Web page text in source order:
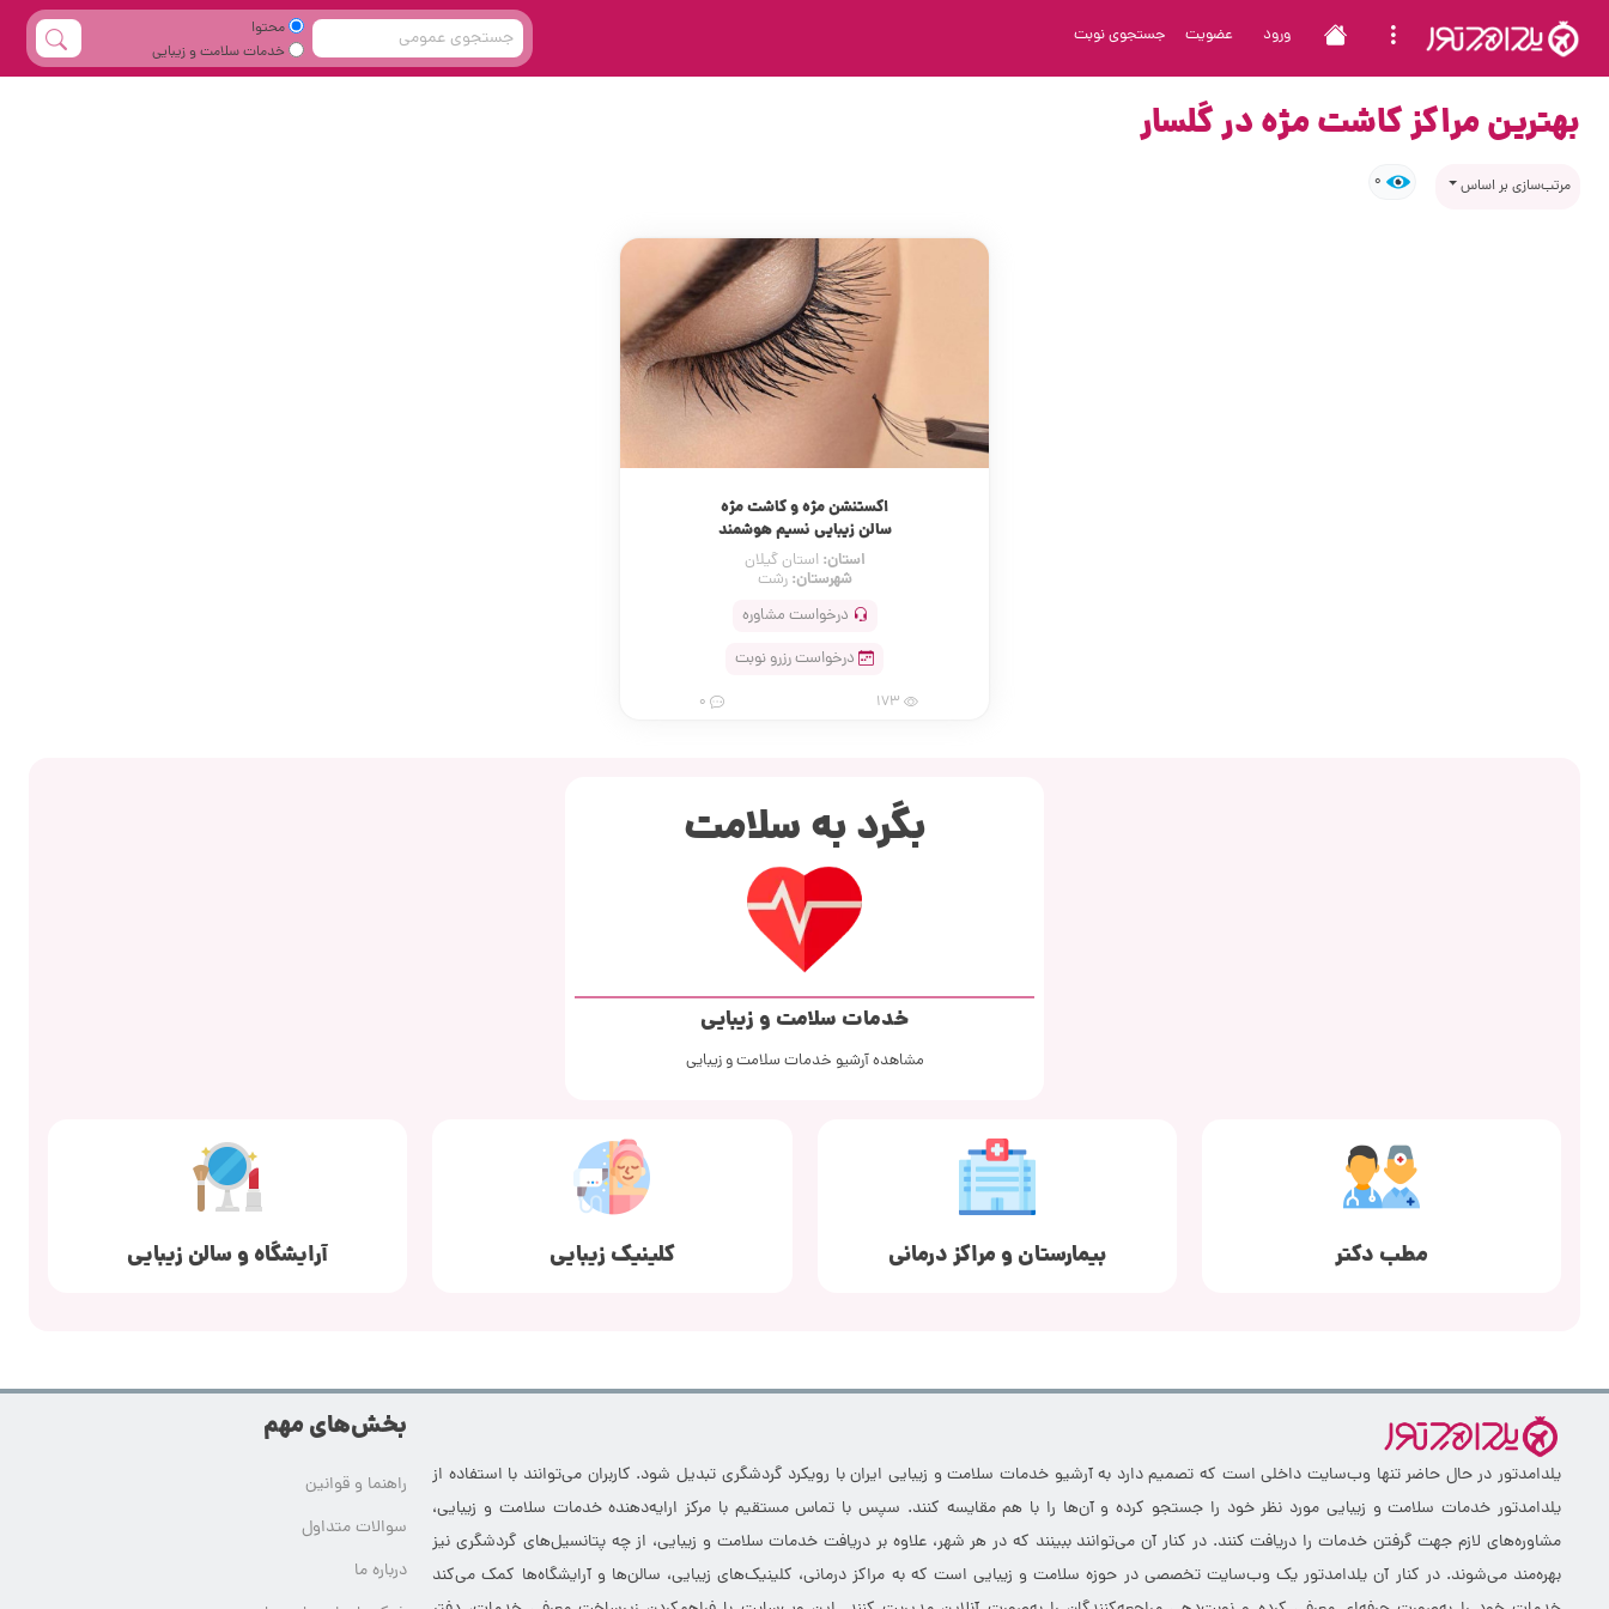
ورود عضویت جستجوی نوبت
محتوا
خدمات سلامت و زیبایی
بهترین مراکز کاشت مژه در گلسار
مرتب‌سازی بر اساس 0
اکستنشن مژه و کاشت مژه
سالن زیبایی نسیم هوشمند
استان:استان گیلان
شهرستان:رشت
درخواست مشاوره
درخواست رزرو نوبت
0
بگرد به سلامت
خدمات سلامت و زیبایی
مشاهده آرشیو خدمات سلامت و زیبایی
مطب دکتر بیمارستان و مراکز درمانی کلینیک زیبایی آرایشگاه و سالن زیبایی
یلدامدتور در حال حاضر تنها وب‌سایت داخلی است که تصمیم دارد به آرشیو خدمات سلامت و زیبایی ایران با رویکرد گردشگری تبدیل شود. کاربران می‌توانند با استفاده از
یلدامدتور خدمات سلامت و زیبایی مورد نظر خود را جستجو کرده و آن‌ها را با هم مقایسه کنند. سپس با تماس مستقیم با مرکز ارایه‌دهنده خدمات سلامت و زیبایی،
مشاوره‌های لازم جهت گرفتن خدمات را دریافت کنند. در کنار آن می‌توانند ببینند که در هر شهر، علاوه بر دریافت خدمات سلامت و زیبایی، از چه پتانسیل‌های گردشگری نیز
بهره‌مند می‌شوند. در کنار آن یلدامدتور یک وب‌سایت تخصصی در حوزه سلامت و زیبایی است که به مراکز درمانی، کلینیک‌های زیبایی، سالن‌ها و آرایشگاه‌ها کمک می‌کند
بخش‌های مهم
راهنما و قوانین
سوالات متداول
درباره ما